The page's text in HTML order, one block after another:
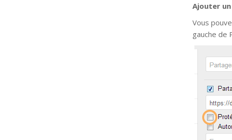
Ajouter
Vous
gauche de